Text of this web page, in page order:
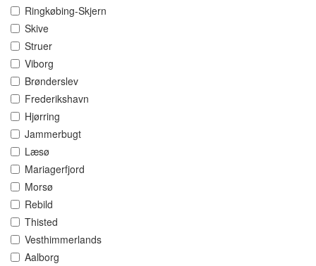
Ringkøbing-Skjern
Skive
Struer
Viborg
Brønderslev
Frederikshavn
Hjørring
Jammerbugt
Læsø
Mariagerfjord
Morsø
Rebild
Thisted
Vesthimmerlands
Aalborg